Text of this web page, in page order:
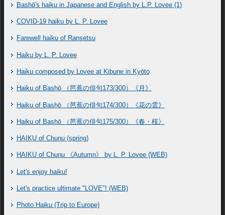
Bashō's haiku in Japanese and English by L.P. Lovee (1)
COVID-19 haiku by L. P. Lovee
Farewell haiku of Ransetsu
Haiku by L. P. Lovee
Haiku composed by Lovee at Kibune in Kyōto
Haiku of Bashō （芭蕉の俳句173/300）《月》
Haiku of Bashō （芭蕉の俳句174/300）《花の雲》
Haiku of Bashō （芭蕉の俳句175/300）《春・桜》
HAIKU of Chunu (spring)
HAIKU of Chunu 《Autumn》 by L. P. Lovee (WEB)
Let's enjoy haiku!
Let's practice ultimate "LOVE"! (WEB)
Photo Haiku (Trip to Europe)